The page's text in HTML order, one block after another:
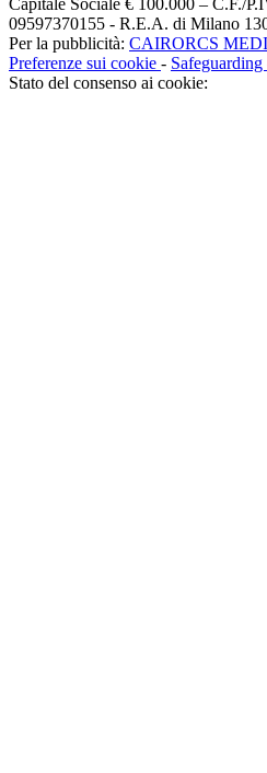
09597370155 - R.E.A. di Milano
Per la pubblicità: CAIRORCS
Preferenze sui cookie - Safeguarding
Stato del consenso ai cookie: